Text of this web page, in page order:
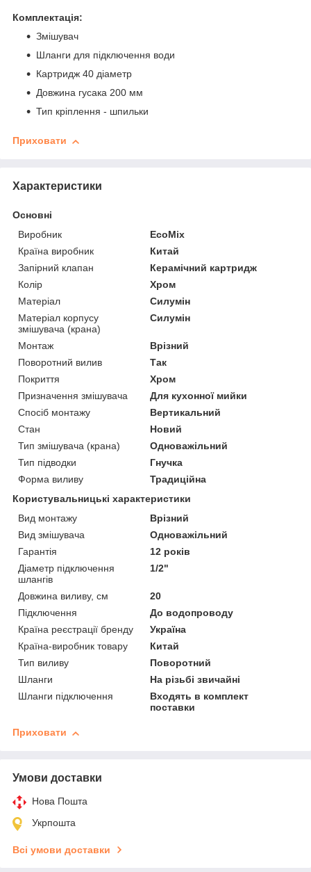
Комплектація:
Змішувач
Шланги для підключення води
Картридж 40 діаметр
Довжина гусака 200 мм
Тип кріплення - шпильки
Приховати
Характеристики
Основні
Виробник
EcoMix
Країна виробник
Китай
Запірний клапан
Керамічний картридж
Колір
Хром
Матеріал
Силумін
Матеріал корпусу
змішувача (крана)
Силумін
Монтаж
Врізний
Поворотний вилив
Так
Покриття
Хром
Призначення змішувача
Для кухонної мийки
Спосіб монтажу
Вертикальний
Стан
Новий
Тип змішувача (крана)
Одноважільний
Тип підводки
Гнучка
Форма виливу
Традиційна
Користувальницькі характеристики
Вид монтажу
Врізний
Вид змішувача
Одноважільний
Гарантія
12 років
Діаметр підключення
шлангів
1/2"
Довжина виливу, см
20
Підключення
До водопроводу
Країна реєстрації бренду
Україна
Країна-виробник товару
Китай
Тип виливу
Поворотний
Шланги
На різьбі звичайні
Шланги підключення
Входять в комплект
поставки
Приховати
Умови доставки
Нова Пошта
Укрпошта
Всі умови доставки